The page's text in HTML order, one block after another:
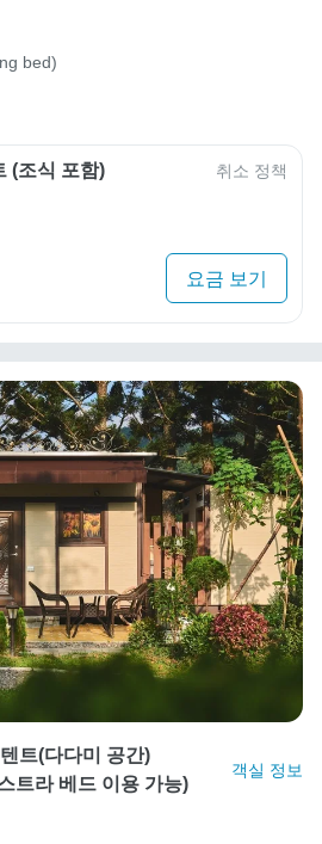
bed)
(조식 포함) 취소 정책
요금 보기
트(다다미 공간)
트라 베드 이용 가능)
객실 정보